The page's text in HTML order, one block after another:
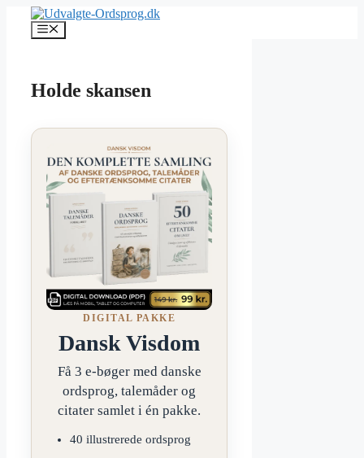
indhold
Menu
Holde skansen
DIGITAL PAKKE
Dansk Visdom
Få 3 e-bøger med danske
ordsprog, talemåder og
citater samlet i én pakke.
40 illustrerede ordsprog